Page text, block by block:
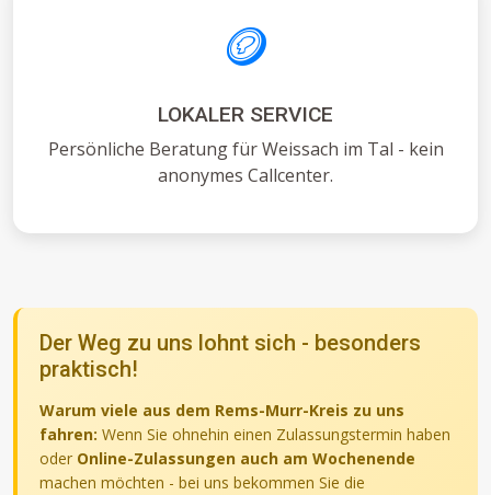
🪙
LOKALER SERVICE
Persönliche Beratung für Weissach im Tal - kein
anonymes Callcenter.
Der Weg zu uns lohnt sich - besonders
praktisch!
Warum viele aus dem Rems-Murr-Kreis zu uns
fahren: Wenn Sie ohnehin einen Zulassungstermin haben
oder Online-Zulassungen auch am Wochenende
machen möchten - bei uns bekommen Sie die